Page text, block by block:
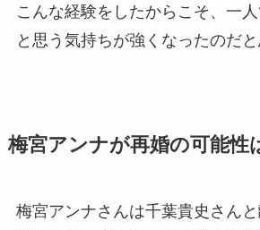
こんな経験をしたからこそ、一
と思う気持ちが強くなったのだと
梅宮アンナが再婚の可能性
梅宮アンナさんは千葉貴史さん